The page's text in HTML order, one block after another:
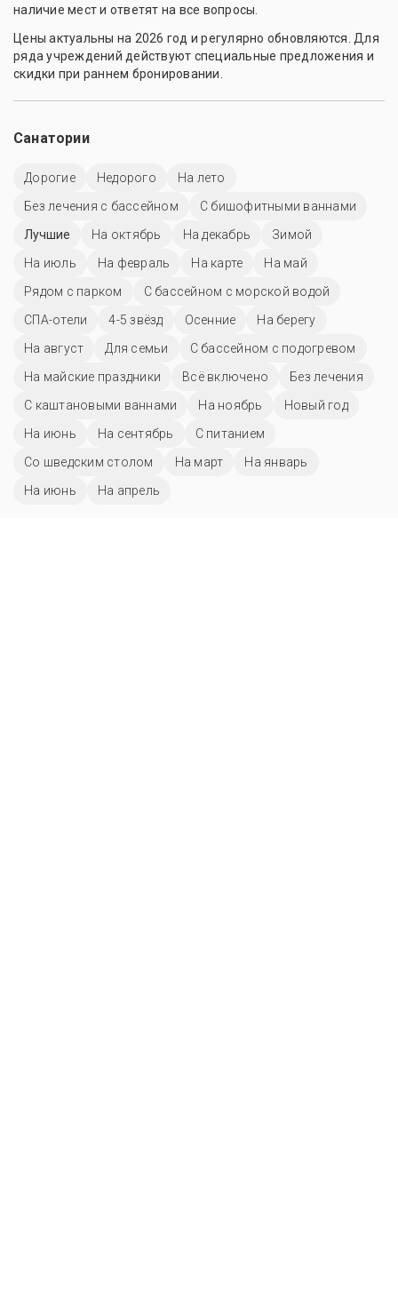
наличие мест и ответят на все вопросы.
Цены актуальны на 2026 год и регулярно обновляются. Для
ряда учреждений действуют специальные предложения и
скидки при раннем бронировании.
Санатории
Дорогие Недорого
На лето
Без лечения с бассейном
С бишофитными ваннами
Лучшие
На октябрь На декабрь
Зимой
На июль
На февраль На карте
На май
Рядом с парком
С бассейном с морской водой
СПА-отели
4-5 звёзд Осенние
На берегу
На август
Для семьи
С бассейном с подогревом
На майские праздники
Всё включено
Без лечения
С каштановыми ваннами
На ноябрь
Новый год
На июнь
На сентябрь
С питанием
Со шведским столом
На март
На январь
На июнь
На апрель